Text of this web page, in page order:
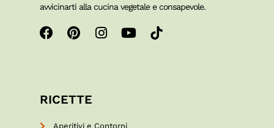
avvicinarti alla cucina vegetale e consapevole.
RICETTE
Aperitivi e Contorni